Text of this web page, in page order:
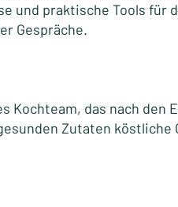
und praktische Tools für
Gespräche.
Kochteam, das nach den
Zutaten köstliche